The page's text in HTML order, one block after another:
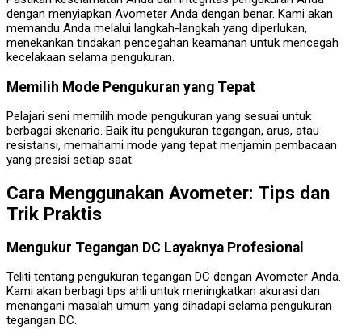
dengan menyiapkan Avometer Anda dengan benar. Kami akan
memandu Anda melalui langkah-langkah yang diperlukan,
menekankan tindakan pencegahan keamanan untuk mencegah
kecelakaan selama pengukuran.
Memilih Mode Pengukuran yang Tepat
Pelajari seni memilih mode pengukuran yang sesuai untuk
berbagai skenario. Baik itu pengukuran tegangan, arus, atau
resistansi, memahami mode yang tepat menjamin pembacaan
yang presisi setiap saat.
Cara Menggunakan Avometer: Tips dan
Trik Praktis
Mengukur Tegangan DC Layaknya Profesional
Teliti tentang pengukuran tegangan DC dengan Avometer Anda.
Kami akan berbagi tips ahli untuk meningkatkan akurasi dan
menangani masalah umum yang dihadapi selama pengukuran
tegangan DC.